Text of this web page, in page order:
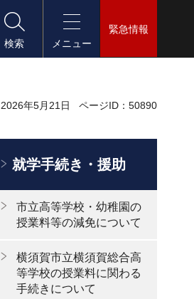
検索
メニュー
緊急情報
年5月21日 ページID：50890
就学手続き・援助
市立高等学校・幼稚園の
授業料等の減免について
横須賀市立横須賀総合高
等学校の授業料に関わる
手続きについて